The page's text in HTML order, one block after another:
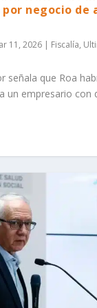
por negocio
11, 2026 | Fiscalía,
señala que Roa
un empresario con